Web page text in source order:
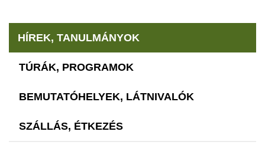
HÍREK, TANULMÁNYOK
TÚRÁK, PROGRAMOK
BEMUTATÓHELYEK, LÁTNIVALÓK
SZÁLLÁS, ÉTKEZÉS